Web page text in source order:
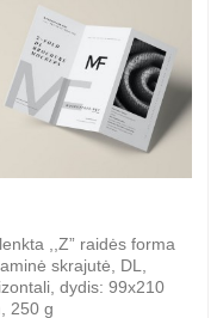
,,Z” raidės forma
skrajutė, DL,
dydis: 99x210
250 g